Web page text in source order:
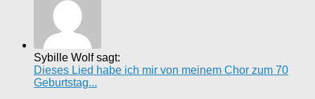
Sybille Wolf sagt:
Dieses Lied habe ich mir von meinem Chor zum 70
Geburtstag...